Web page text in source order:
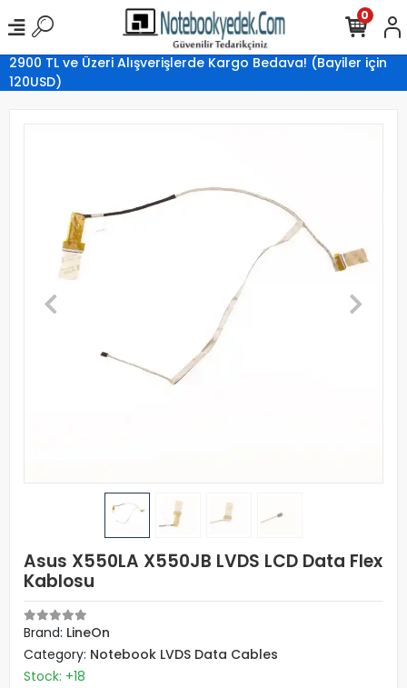
2900 TL ve Üzeri Alışverişlerde Kargo Bedava! (Bayiler için
120USD)
0
Asus X550LA X550JB LVDS LCD Data Flex
Kablosu
Brand: LineOn
Category: Notebook LVDS Data Cables
Stock: +18